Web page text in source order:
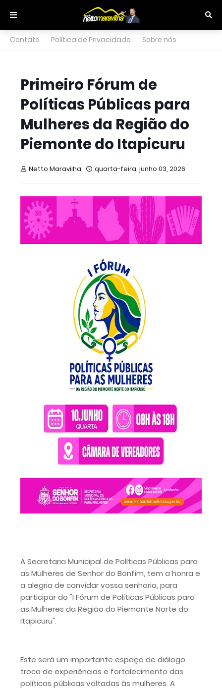
Contato Política de Privacidade Sobre nós
Primeiro Fórum de
Políticas Públicas para
Mulheres da Região do
Piemonte do Itapicuru
Netto Maravilha quarta-feira, junho 03, 2026
A Secretaria Municipal de Políticas Públicas para
as Mulheres de Senhor do Bonfim, tem a honra e
a alegria de convidar vossa senhoria, para
participar do "I Fórum de Políticas Públicas para
as Mulheres da Região do Piemonte Norte do
Itapicuru".
Este será um importante espaço de diálogo,
troca de experiências e fortalecimento das
políticas públicas voltadas às mulheres. A